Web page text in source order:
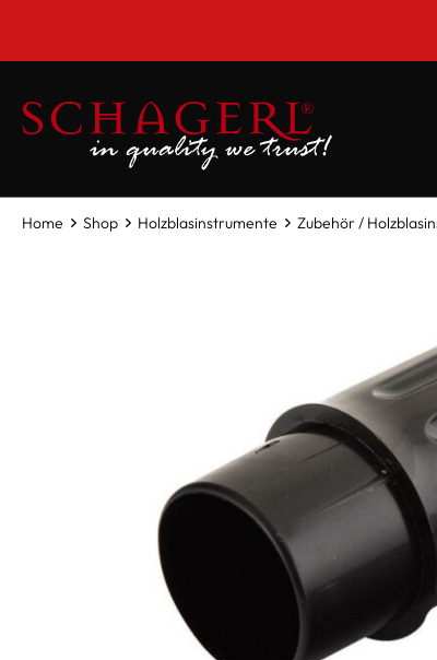
Home Shop Holzblasinstrumente Zubehör /